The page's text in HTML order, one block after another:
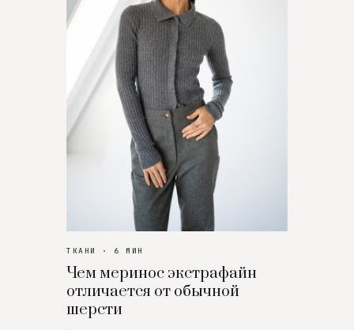
ТКАНИ · 6 МИН
Чем меринос экстрафайн
отличается от обычной
шерсти